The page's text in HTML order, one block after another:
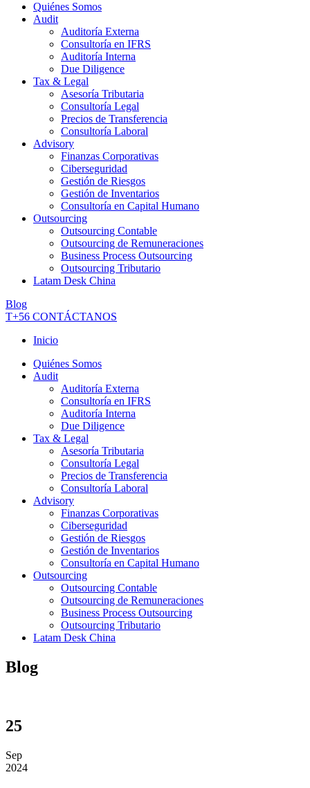
Quiénes Somos
Audit
Auditoría Externa
Consultoría en IFRS
Auditoría Interna
Due Diligence
Tax & Legal
Asesoría Tributaria
Consultoría Legal
Precios de Transferencia
Consultoría Laboral
Advisory
Finanzas Corporativas
Ciberseguridad
Gestión de Riesgos
Gestión de Inventarios
Consultoría en Capital Humano
Outsourcing
Outsourcing Contable
Outsourcing de Remuneraciones
Business Process Outsourcing
Outsourcing Tributario
Latam Desk China
Blog
T+56 CONTÁCTANOS
Inicio
Quiénes Somos
Audit
Auditoría Externa
Consultoría en IFRS
Auditoría Interna
Due Diligence
Tax & Legal
Asesoría Tributaria
Consultoría Legal
Precios de Transferencia
Consultoría Laboral
Advisory
Finanzas Corporativas
Ciberseguridad
Gestión de Riesgos
Gestión de Inventarios
Consultoría en Capital Humano
Outsourcing
Outsourcing Contable
Outsourcing de Remuneraciones
Business Process Outsourcing
Outsourcing Tributario
Latam Desk China
Blog
25
Sep
2024